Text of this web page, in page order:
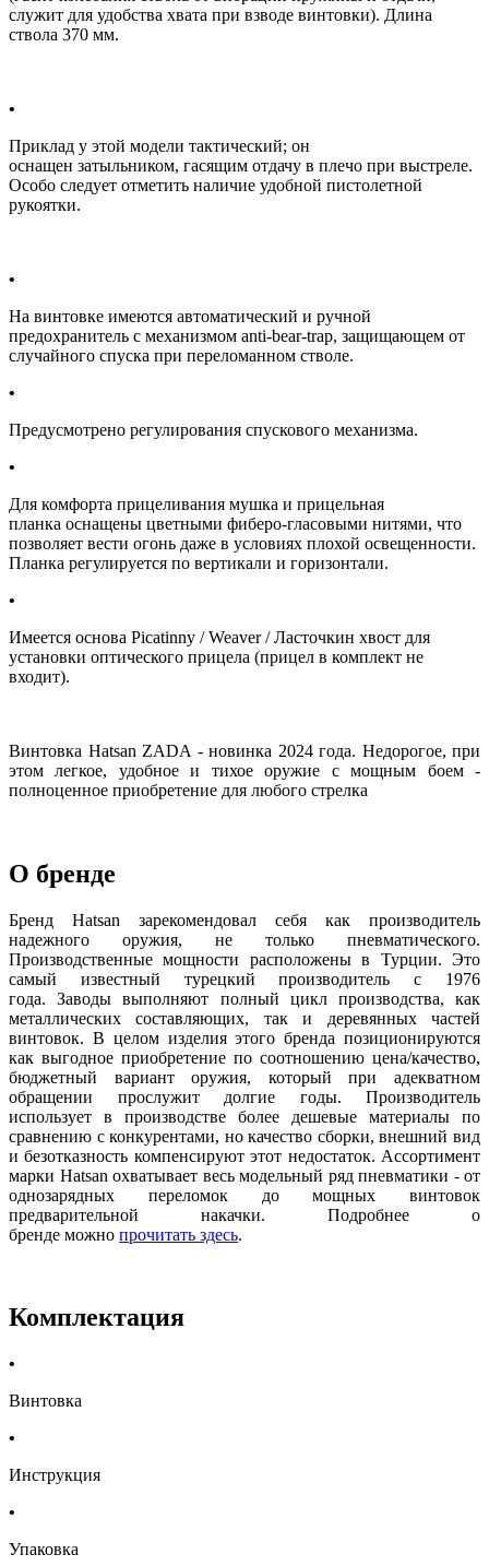
служит для удобства хвата при взводе винтовки). Длина
ствола 370 мм.
Приклад у этой модели тактический; он
оснащен затыльником, гасящим отдачу в плечо при выстреле.
Особо следует отметить наличие удобной пистолетной
рукоятки.
На винтовке имеются автоматический и ручной
предохранитель c механизмом anti-bear-trap, защищающем от
случайного спуска при переломанном стволе.
Предусмотрено регулирования спускового механизма.
Для комфорта прицеливания мушка и прицельная
планка оснащены цветными фиберо-гласовыми нитями, что
позволяет вести огонь даже в условиях плохой освещенности.
Планка регулируется по вертикали и горизонтали.
Имеется основа Picatinny / Weaver / Ласточкин хвост для
установки оптического прицела (прицел в комплект не
входит).
Винтовка Hatsan ZADA - новинка 2024 года. Недорогое, при
этом легкое, удобное и тихое оружие с мощным боем -
полноценное приобретение для любого стрелка
О бренде
Бренд Hatsan зарекомендовал себя как производитель
надежного оружия, не только пневматического.
Производственные мощности расположены в Турции. Это
самый известный турецкий производитель с 1976
года. Заводы выполняют полный цикл производства, как
металлических составляющих, так и деревянных частей
винтовок. В целом изделия этого бренда позиционируются
как выгодное приобретение по соотношению цена/качество,
бюджетный вариант оружия, который при адекватном
обращении прослужит долгие годы. Производитель
использует в производстве более дешевые материалы по
сравнению с конкурентами, но качество сборки, внешний вид
и безотказность компенсируют этот недостаток. Ассортимент
марки Hatsan охватывает весь модельный ряд пневматики - от
однозарядных переломок до мощных винтовок
предварительной накачки. Подробнее о
бренде можно прочитать здесь.
Комплектация
Винтовка
Инструкция
Упаковка